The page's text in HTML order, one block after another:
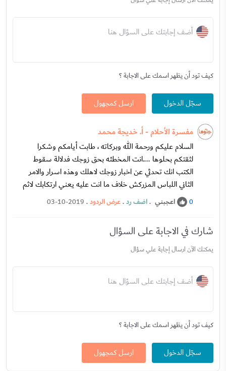
أضف إجابتك على السؤال هنا
كيف تود أن يظهر اسمك على الاجابة ؟
سجّل الدخول ارسل كمجهول
مفسرة الأحلام - أ. خديجة محمد
السلام عليكم ورحمة الله وبركاته ، طابت أيامكم وشكرا
لثقتكم بحلوها ....انت المخطئه بحق زوجك فدلالة سقوط
الكتب انك تحدثي عن اخبار زوجك لاهلك وهذه اسرار والامر
الثاني اللباس المزركش خلاف ما انت عليه يعني ارتكابك لاثم
0 اعجبني .اضف رد.عرض الردود.
03-10-2019
شارك في الاجابة على السؤال
يمكنك الآن ارسال إجابة علي سؤال
أضف إجابتك على السؤال هنا
كيف تود أن يظهر اسمك على الاجابة ؟
سجّل الدخول ارسل كمجهول